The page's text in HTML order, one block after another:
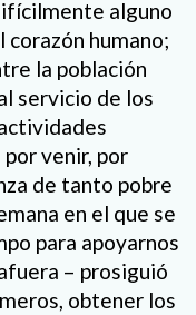
alguno
corazón humano;
la población
servicio de los
venir, por
de tanto pobre
en el que se
para apoyarnos
– prosiguió
obtener los